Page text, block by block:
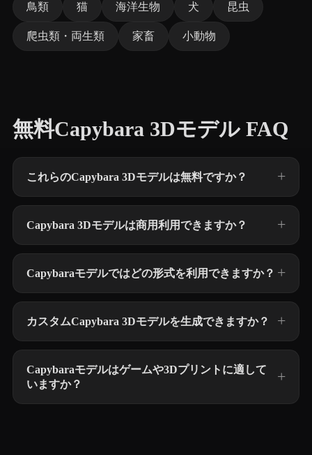
鳥類 猫 海洋生物 犬 昆虫
爬虫類・両生類 家畜 小動物
無料Capybara 3Dモデル FAQ
これらのCapybara 3Dモデルは無料ですか？
Capybara 3Dモデルは商用利用できますか？
Capybaraモデルではどの形式を利用できますか？
カスタムCapybara 3Dモデルを生成できますか？
Capybaraモデルはゲームや3Dプリントに適して
いますか？